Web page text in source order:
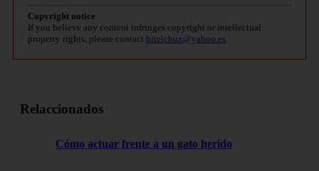
Copyright notice
If you believe any content infringes copyright or intellectual
property rights, please contact bitelchux@yahoo.es.
Relaccionados
Cómo actuar frente a un gato herido